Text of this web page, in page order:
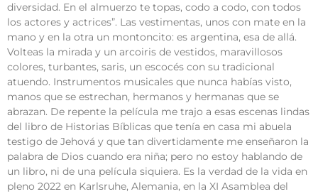
diversidad. En el almuerzo te topas, codo a codo, con todos
los actores y actrices”. Las vestimentas, unos con mate en la
mano y en la otra un montoncito: es argentina, esa de allá.
Volteas la mirada y un arcoiris de vestidos, maravillosos
colores, turbantes, saris, un escocés con su tradicional
atuendo. Instrumentos musicales que nunca habías visto,
manos que se estrechan, hermanos y hermanas que se
abrazan. De repente la película me trajo a esas escenas lindas
del libro de Historias Bíblicas que tenía en casa mi abuela
testigo de Jehová y que tan divertidamente me enseñaron la
palabra de Dios cuando era niña; pero no estoy hablando de
un libro, ni de una película siquiera. Es la verdad de la vida en
pleno 2022 en Karlsruhe, Alemania, en la XI Asamblea del